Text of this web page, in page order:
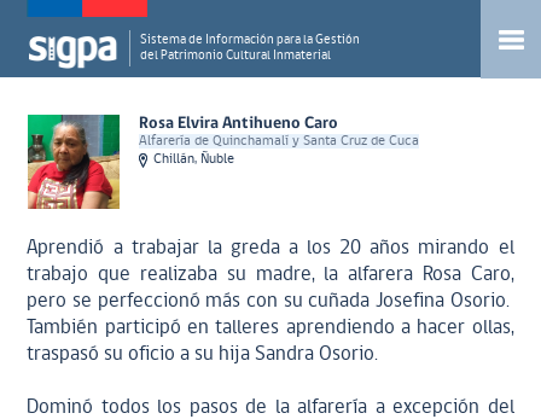
Sistema de Información para la Gestión
del Patrimonio Cultural Inmaterial
Rosa Elvira Antihueno Caro
Alfarería de Quinchamalí y Santa Cruz de Cuca
Chillán, Ñuble
Aprendió a trabajar la greda a los 20 años mirando el
trabajo que realizaba su madre, la alfarera Rosa Caro,
pero se perfeccionó más con su cuñada Josefina Osorio.
También participó en talleres aprendiendo a hacer ollas,
traspasó su oficio a su hija Sandra Osorio.
Dominó todos los pasos de la alfarería a excepción del